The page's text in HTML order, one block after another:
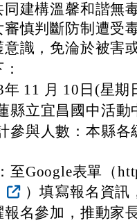
同建構溫馨和諧無
慎判斷防制遭受
識，免淪於被害
年 11 月 10日(星期
縣立宜昌國中活動
參與人數：本縣
至Google表單（
）填寫報名資訊
名參加，推動家